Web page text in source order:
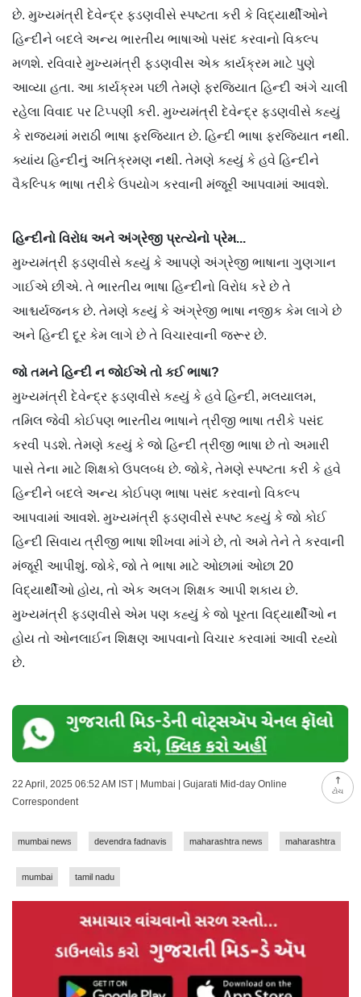
ટોચ
છે. મુખ્યમંત્રી દેવેન્દ્ર ફડણવીસે સ્પષ્ટતા કરી કે વિદ્યાર્થીઓને
હિન્દીને બદલે અન્ય ભારતીય ભાષાઓ પસંદ કરવાનો વિકલ્પ
મળશે. રવિવારે મુખ્યમંત્રી ફડણવીસ એક કાર્યક્રમ માટે પુણે
આવ્યા હતા. આ કાર્યક્રમ પછી તેમણે ફરજિયાત હિન્દી અંગે ચાલી
રહેલા વિવાદ પર ટિપ્પણી કરી. મુખ્યમંત્રી દેવેન્દ્ર ફડણવીસે કહ્યું
કે રાજ્યમાં મરાઠી ભાષા ફરજિયાત છે. હિન્દી ભાષા ફરજિયાત નથી.
ક્યાંય હિન્દીનું અતિક્રમણ નથી. તેમણે કહ્યું કે હવે હિન્દીને
વૈકલ્પિક ભાષા તરીકે ઉપયોગ કરવાની મંજૂરી આપવામાં આવશે.
હિન્દીનો વિરોધ અને અંગ્રેજી પ્રત્યેનો પ્રેમ...
મુખ્યમંત્રી ફડણવીસે કહ્યું કે આપણે અંગ્રેજી ભાષાના ગુણગાન
ગાઈએ છીએ. તે ભારતીય ભાષા હિન્દીનો વિરોધ કરે છે તે
આશ્ચર્યજનક છે. તેમણે કહ્યું કે અંગ્રેજી ભાષા નજીક કેમ લાગે છે
અને હિન્દી દૂર કેમ લાગે છે તે વિચારવાની જરૂર છે.
જો તમને હિન્દી ન જોઈએ તો કઈ ભાષા?
મુખ્યમંત્રી દેવેન્દ્ર ફડણવીસે કહ્યું કે હવે હિન્દી, મલયાલમ,
તમિલ જેવી કોઈપણ ભારતીય ભાષાને ત્રીજી ભાષા તરીકે પસંદ
કરવી પડશે. તેમણે કહ્યું કે જો હિન્દી ત્રીજી ભાષા છે તો અમારી
પાસે તેના માટે શિક્ષકો ઉપલબ્ધ છે. જોકે, તેમણે સ્પષ્ટતા કરી કે હવે
હિન્દીને બદલે અન્ય કોઈપણ ભાષા પસંદ કરવાનો વિકલ્પ
આપવામાં આવશે. મુખ્યમંત્રી ફડણવીસે સ્પષ્ટ કહ્યું કે જો કોઈ
હિન્દી સિવાય ત્રીજી ભાષા શીખવા માંગે છે, તો અમે તેને તે કરવાની
મંજૂરી આપીશું. જોકે, જો તે ભાષા માટે ઓછામાં ઓછા 20
વિદ્યાર્થીઓ હોય, તો એક અલગ શિક્ષક આપી શકાય છે.
મુખ્યમંત્રી ફડણવીસે એમ પણ કહ્યું કે જો પૂરતા વિદ્યાર્થીઓ ન
હોય તો ઓનલાઈન શિક્ષણ આપવાનો વિચાર કરવામાં આવી રહ્યો
છે.
22 April, 2025 06:52 AM IST | Mumbai | Gujarati Mid-day Online
Correspondent
mumbai news devendra fadnavis maharashtra news maharashtra
mumbai tamil nadu